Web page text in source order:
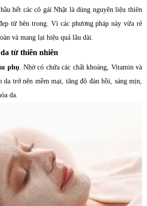
hết các cô gái Nhật là dùng nguyên liệu thiên
từ bên trong. Vì các phương pháp này vừa rẻ
và mang lại hiệu quả lâu dài.
từ thiên nhiên
phụ. Nhờ có chứa các chất khoáng, Vitamin và
da trở nên mềm mại, tăng độ đàn hồi, sáng mịn,
da.